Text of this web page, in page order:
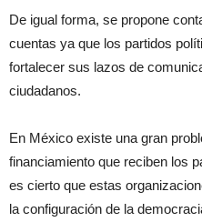
De igual forma, se propone
cuentas ya que los partidos
fortalecer sus lazos de
ciudadanos.
En México existe una gran
financiamiento que reciben los
es cierto que estas
la configuración de la